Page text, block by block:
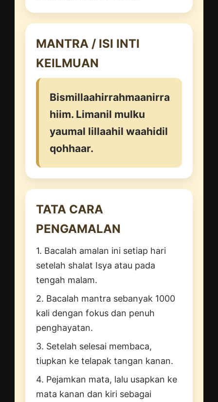
MANTRA / ISI INTI
KEILMUAN
Bismillaahirrahmaanirra
hiim. Limanil mulku
yaumal lillaahil waahidil
qohhaar.
TATA CARA
PENGAMALAN
1. Bacalah amalan ini setiap hari
setelah shalat Isya atau pada
tengah malam.
2. Bacalah mantra sebanyak 1000
kali dengan fokus dan penuh
penghayatan.
3. Setelah selesai membaca,
tiupkan ke telapak tangan kanan.
4. Pejamkan mata, lalu usapkan ke
mata kanan dan kiri sebagai